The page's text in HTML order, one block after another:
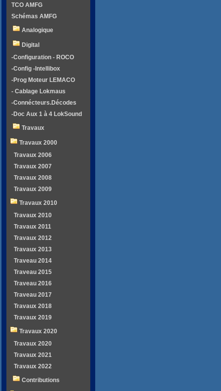
TCO AMFG
Schémas AMFG
Analogique
Digital
-Configuration - ROCO
-Config -Intellibox
-Prog Moteur LEMACO
- Cablage Lokmaus
-Connécteurs.Décodes
-Doc Aux 1 à 4 LokSound
Travaux
Travaux 2000
Travaux 2006
Travaux 2007
Travaux 2008
Travaux 2009
Travaux 2010
Travaux 2010
Travaux 2011
Travaux 2012
Travaux 2013
Traveau 2014
Traveau 2015
Traveau 2016
Traveau 2017
Travaux 2018
Travaux 2019
Travaux 2020
Travaux 2020
Travaux 2021
Travaux 2022
Contributions